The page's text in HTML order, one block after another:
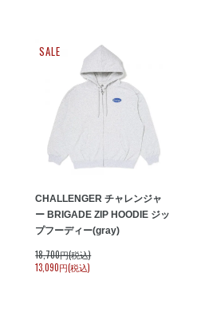
SALE
CHALLENGER チャレンジャ
ー BRIGADE ZIP HOODIE ジッ
プフーディー(gray)
18,700円(税込)
13,090円(税込)